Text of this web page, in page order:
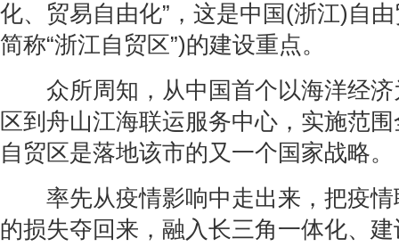
化、贸易自由化”，这是中国(浙江)自
简称“浙江自贸区”)的建设重点。
众所周知，从中国首个以海洋经济
区到舟山江海联运服务中心，实施范
自贸区是落地该市的又一个国家战略。
率先从疫情影响中走出来，把疫情
的损失夺回来，融入长三角一体化、